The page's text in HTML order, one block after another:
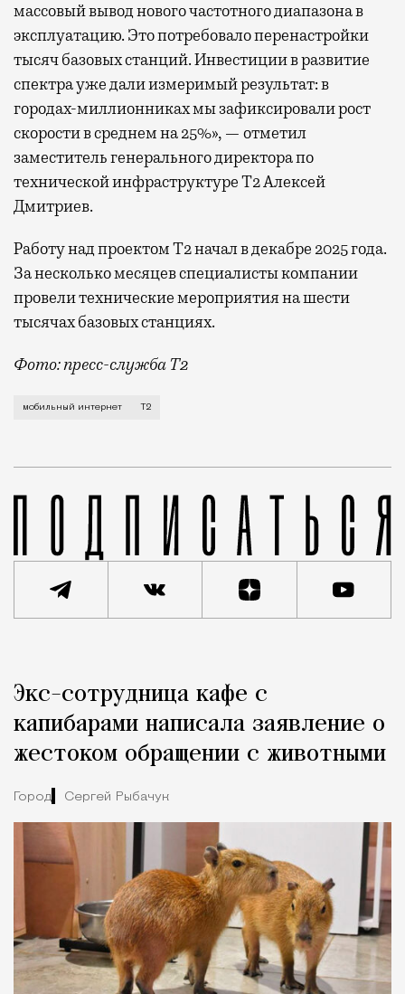
массовый вывод нового частотного диапазона в
эксплуатацию. Это потребовало перенастройки
тысяч базовых станций. Инвестиции в развитие
спектра уже дали измеримый результат: в
городах-миллионниках мы зафиксировали рост
скорости в среднем на 25%», — отметил
заместитель генерального директора по
технической инфраструктуре Т2 Алексей
Дмитриев.
Работу над проектом Т2 начал в декабре 2025 года.
За несколько месяцев специалисты компании
провели технические мероприятия на шести
тысячах базовых станциях.
Фото: пресс-служба Т2
Мобильный оператор Т2 завершил работы по
мобильный интернет Т2
Город
Экс-сотрудница кафе с
капибарами написала заявление о
жестоком обращении с животными
Город Сергей Рыбачук